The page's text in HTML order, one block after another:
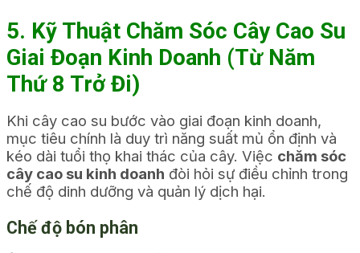
5. Kỹ Thuật Chăm Sóc Cây Cao Su
Giai Đoạn Kinh Doanh (Từ Năm
Thứ 8 Trở Đi)
Khi cây cao su bước vào giai đoạn kinh doanh,
mục tiêu chính là duy trì năng suất mủ ổn định và
kéo dài tuổi thọ khai thác của cây. Việc chăm sóc
cây cao su kinh doanh đòi hỏi sự điều chỉnh trong
chế độ dinh dưỡng và quản lý dịch hại.
Chế độ bón phân